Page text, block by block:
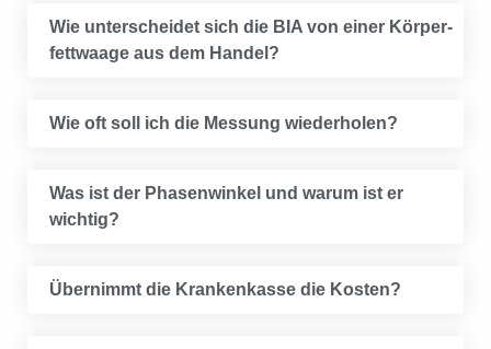
Wie unter­schei­det sich die BIA von einer Kör­per­
fett­waa­ge aus dem Handel?
Wie oft soll ich die Mes­sung wiederholen?
Was ist der Pha­sen­win­kel und war­um ist er
wichtig?
Über­nimmt die Kran­ken­kas­se die Kosten?